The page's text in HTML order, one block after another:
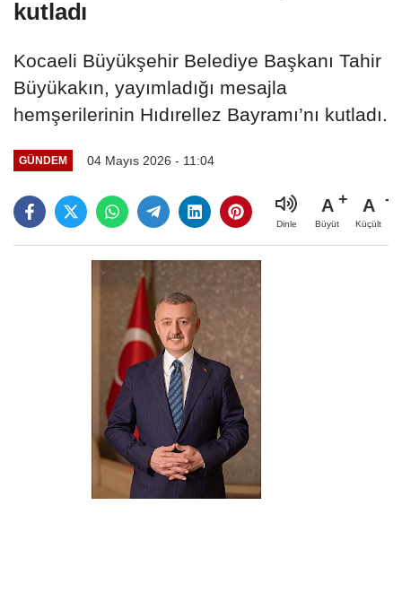
kutladı
Kocaeli Büyükşehir Belediye Başkanı Tahir
Büyükakın, yayımladığı mesajla
hemşerilerinin Hıdırellez Bayramı’nı kutladı.
GÜNDEM 04 Mayıs 2026 - 11:04
Dinle
A
Büyüt
A
Küçült